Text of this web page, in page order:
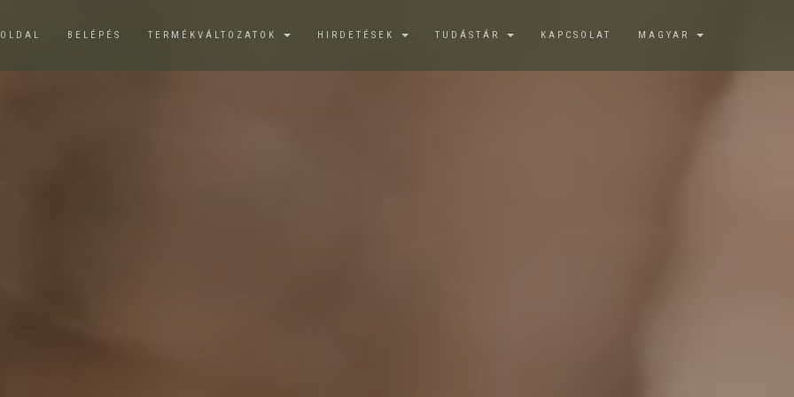
BELÉPÉS TERMÉKVÁLTOZATOK HIRDETÉSEK TUDÁSTÁR KAPCSOLAT MAGYAR